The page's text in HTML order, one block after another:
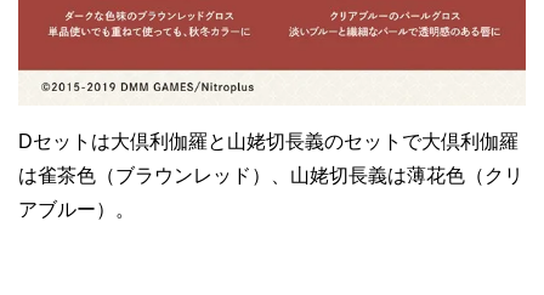
Dセットは大倶利伽羅と山姥切長義のセットで大倶利伽羅
は雀茶色（ブラウンレッド）、山姥切長義は薄花色（クリ
アブルー）。